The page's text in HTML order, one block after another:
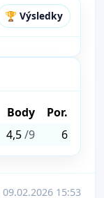
🏆 Výsledky
Body
Por.
4,5/9 6
09.02.2026 15:53